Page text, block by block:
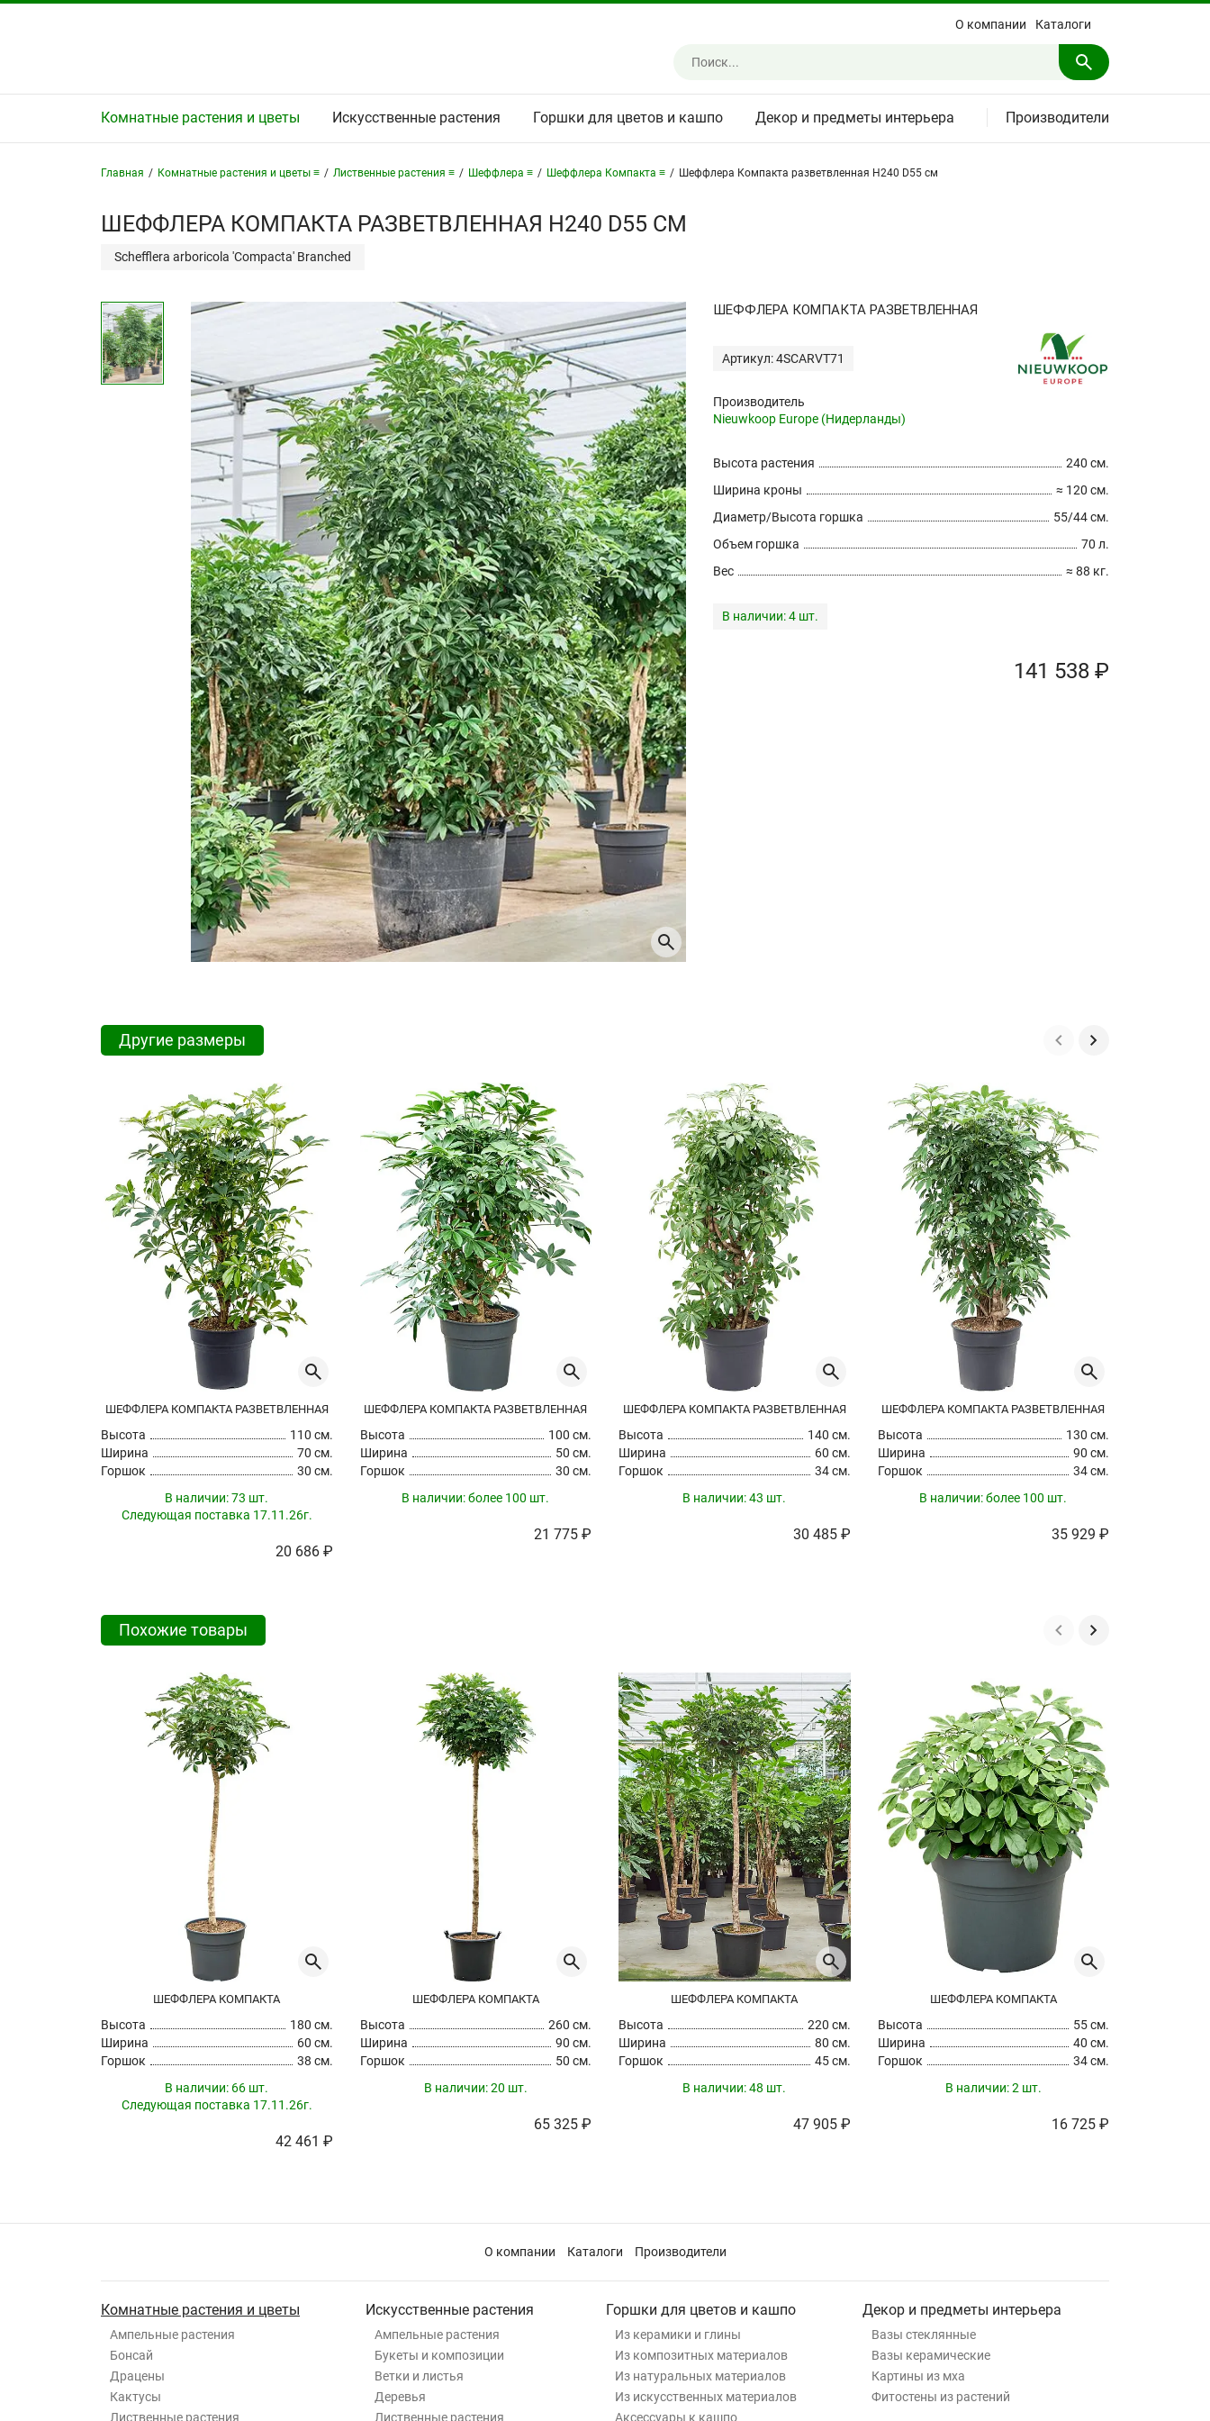
О компании Каталоги
Комнатные растения и цветы Искусственные растения Горшки для цветов и кашпо Декор и предметы интерьера Производители
Главная / Комнатные растения и цветы ≡ / Лиственные растения ≡ / Шеффлера ≡ / Шеффлера Компакта ≡ / Шеффлера Компакта разветвленная H240 D55 см
ШЕФФЛЕРА КОМПАКТА РАЗВЕТВЛЕННАЯ H240 D55 СМ
Schefflera arboricola 'Compacta' Branched
ШЕФФЛЕРА КОМПАКТА РАЗВЕТВЛЕННАЯ
Артикул: 4SCARVT71
Производитель
Nieuwkoop Europe (Нидерланды)
240 см.
Высота растения
≈ 120 см.
Ширина кроны
55/44 см.
Диаметр/Высота горшка
70 л.
Объем горшка
≈ 88 кг.
Вес
В наличии:4 шт.
141 538 ₽
Другие размеры
ШЕФФЛЕРА КОМПАКТА РАЗВЕТВЛЕННАЯ
Высота
110 см.
Ширина
70 см.
Горшок
30 см.
В наличии:73 шт.
Следующая поставка 17.11.26г.
20 686 ₽
ШЕФФЛЕРА КОМПАКТА РАЗВЕТВЛЕННАЯ
Высота
100 см.
Ширина
50 см.
Горшок
30 см.
В наличии:более 100 шт.
21 775 ₽
ШЕФФЛЕРА КОМПАКТА РАЗВЕТВЛЕННАЯ
Высота
140 см.
Ширина
60 см.
Горшок
34 см.
В наличии:43 шт.
30 485 ₽
ШЕФФЛЕРА КОМПАКТА РАЗВЕТВЛЕННАЯ
Высота
130 см.
Ширина
90 см.
Горшок
34 см.
В наличии:более 100 шт.
35 929 ₽
Похожие товары
ШЕФФЛЕРА КОМПАКТА
Высота
180 см.
Ширина
60 см.
Горшок
38 см.
В наличии: 66 шт.
Следующая поставка 17.11.26г.
42 461 ₽
ШЕФФЛЕРА КОМПАКТА
Высота
260 см.
Ширина
90 см.
Горшок
50 см.
В наличии:20 шт.
65 325 ₽
ШЕФФЛЕРА КОМПАКТА
Высота
220 см.
Ширина
80 см.
Горшок
45 см.
В наличии:48 шт.
47 905 ₽
ШЕФФЛЕРА КОМПАКТА
Высота
55 см.
Ширина
40 см.
Горшок
34 см.
В наличии:2 шт.
16 725 ₽
О компании Каталоги Производители
Комнатные растения и цветы
Ампельные растения
Бонсай
Драцены
Кактусы
Лиственные растения
Искусственные растения
Ампельные растения
Букеты и композиции
Ветки и листья
Деревья
Лиственные растения
Горшки для цветов и кашпо
Из керамики и глины
Из композитных материалов
Из натуральных материалов
Из искусственных материалов
Аксессуары к кашпо
Декор и предметы интерьера
Вазы стеклянные
Вазы керамические
Картины из мха
Фитостены из растений